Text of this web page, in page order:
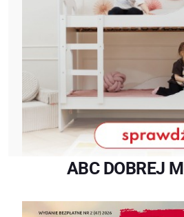
ABC DOBREJ